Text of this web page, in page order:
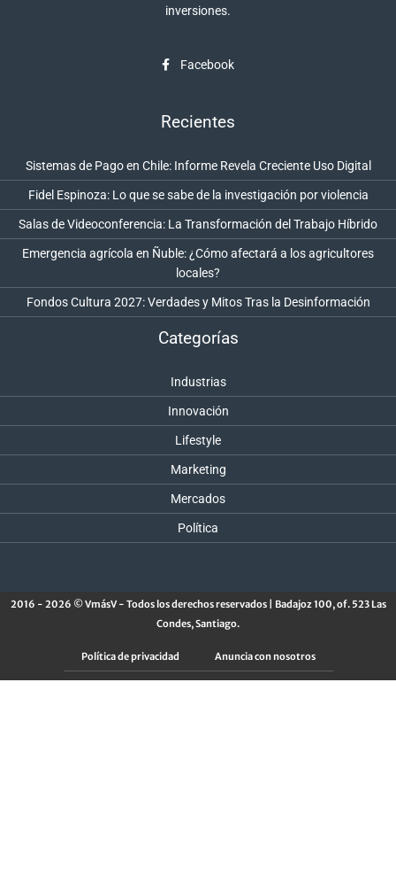
inversiones.
Facebook
Recientes
Sistemas de Pago en Chile: Informe Revela Creciente Uso Digital
Fidel Espinoza: Lo que se sabe de la investigación por violencia
Salas de Videoconferencia: La Transformación del Trabajo Híbrido
Emergencia agrícola en Ñuble: ¿Cómo afectará a los agricultores
locales?
Fondos Cultura 2027: Verdades y Mitos Tras la Desinformación
Categorías
Industrias
Innovación
Lifestyle
Marketing
Mercados
Política
2016 - 2026 © VmásV - Todos los derechos reservados | Badajoz 100, of. 523 Las
Condes, Santiago.
Política de privacidad Anuncia con nosotros